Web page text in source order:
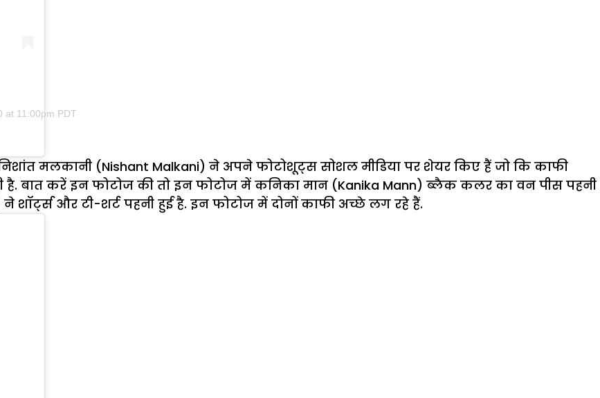
at 11:00pm PDT
मलकानी (Nishant Malkani) ने अपने फोटोशूट्स सोशल मीडिया पर शेयर किए हैं जो कि काफी
है. बात करें इन फोटोज की तो इन फोटोज में कनिका मान (Kanika Mann) ब्लैक कलर का वन पीस पहनी
शॉर्ट्स और टी-शर्ट पहनी हुई है. इन फोटोज में दोनों काफी अच्छे लग रहे हैं.